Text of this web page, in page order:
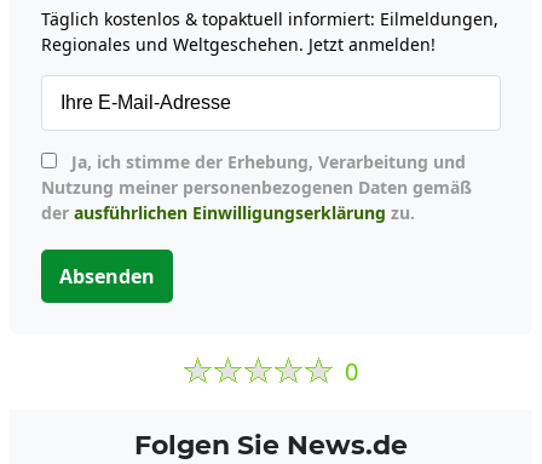
Täglich kostenlos & topaktuell informiert: Eilmeldungen,
Regionales und Weltgeschehen. Jetzt anmelden!
Nutzung meiner personenbezogenen Daten gemäß
der ausführlichen Einwilligungserklärung zu.
Absenden
0
Folgen Sie News.de